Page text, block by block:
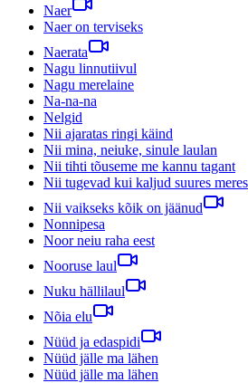
Naer
Naer on terviseks
Naerata
Nagu linnutiivul
Nagu merelaine
Na-na-na
Nelgid
Nii ajaratas ringi käind
Nii mina, neiuke, sinule laulan
Nii tihti tõuseme me kannu tagant
Nii tugevad kui kaljud suures meres
Nii vaikseks kõik on jäänud
Nonnipesa
Noor neiu raha eest
Nooruse laul
Nuku hällilaul
Nõia elu
Nüüd ja edaspidi
Nüüd jälle ma lähen
Nüüd jälle ma lähen